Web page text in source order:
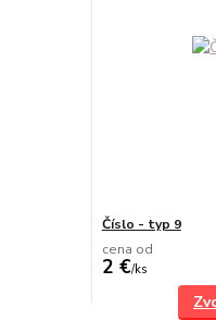
Číslo - typ 9
cena od
2 €/ks